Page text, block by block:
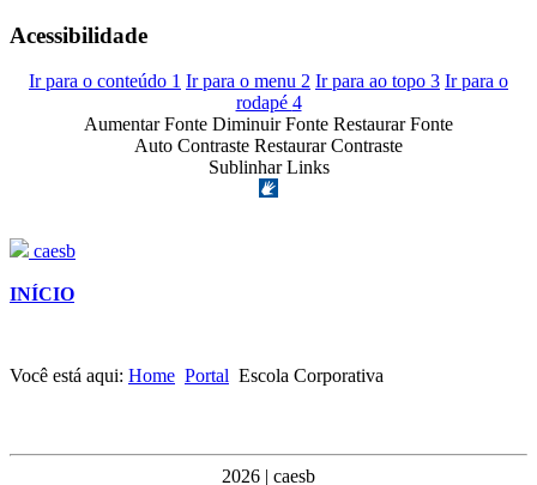
Acessibilidade
Ir para o conteúdo 1 Ir para o menu 2 Ir para ao topo 3 Ir para o
rodapé 4
Aumentar Fonte Diminuir Fonte Restaurar Fonte
Auto Contraste Restaurar Contraste
Sublinhar Links
caesb
INÍCIO
Você está aqui: Home Portal Escola Corporativa
2026 | caesb